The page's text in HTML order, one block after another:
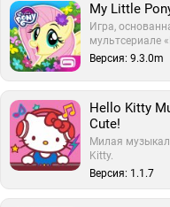
My Little
Игра,
мультсериале
Версия: 9.3.0m
Hello Kitty
Cute!
Милая
Kitty.
Версия: 1.1.7